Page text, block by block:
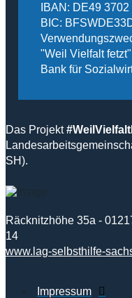
IBAN: DE49
BIC:
"Weil Vielfalt fetzt"
Bank für
Das Projekt
SH).
Räcknitzhöhe 35a -
14
www.lag-selbsthilfe-
Impressum